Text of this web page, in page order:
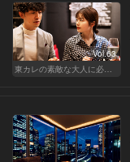
Vol.63
東カレの素敵な大人に必要なこと